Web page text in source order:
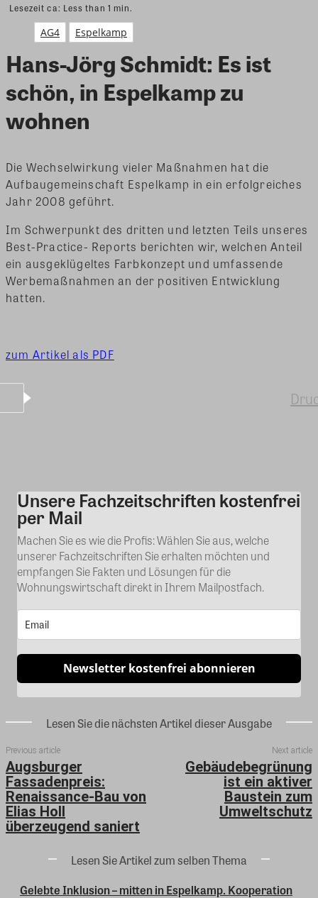
Lesezeit ca: Less than 1 min.
AG4 Espelkamp
Hans-Jörg Schmidt: Es ist
schön, in Espelkamp zu
wohnen
Die Wechselwirkung vieler Maßnahmen hat die
Aufbaugemeinschaft Espelkamp in ein erfolgreiches
Jahr 2008 geführt.
Im Schwerpunkt des dritten und letzten Teils unseres
Best-Practice- Reports berichten wir, welchen Anteil
ein ausgeklügeltes Farbkonzept und umfassende
Werbemaßnahmen an der positiven Entwicklung
hatten.
zum Artikel als PDF
Kommentar
Unsere Fachzeitschriften kostenfrei
per Mail
Machen Sie es wie die Profis: Wählen Sie aus, welche
unserer Fachzeitschriften Sie erhalten möchten und
empfangen Sie Fakten und Lösungen für die
Wohnungswirtschaft direkt in Ihrem Mailpostfach.
Newsletter kostenfrei abonnieren
Lesen Sie die nächsten Artikel dieser Ausgabe
Previous article
Augsburger
Fassadenpreis:
Renaissance-Bau von
Elias Holl
überzeugend saniert
Next article
Gebäudebegrünung
ist ein aktiver
Baustein zum
Umweltschutz
Lesen Sie Artikel zum selben Thema
Gelebte Inklusion – mitten in Espelkamp. Kooperation